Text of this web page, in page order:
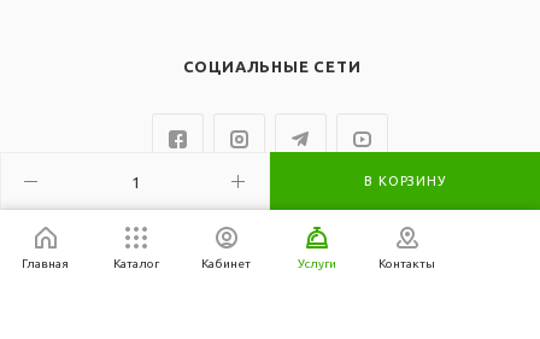
В КОРЗИНУ
СОЦИАЛЬНЫЕ СЕТИ
Главная Каталог Кабинет Услуги Контакты